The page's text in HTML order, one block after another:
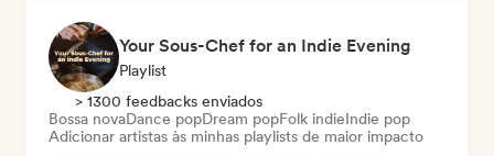
Your Sous-Chef for an Indie Evening
Playlist
> 1300 feedbacks enviados
Bossa novaDance popDream popFolk indieIndie pop
Adicionar artistas às minhas playlists de maior impacto